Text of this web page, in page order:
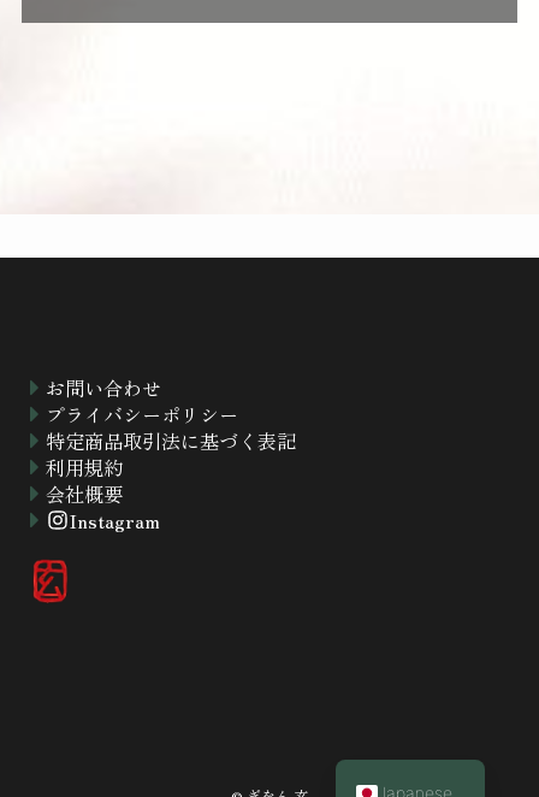
お問い合わせ
プライバシーポリシー
特定商品取引法に基づく表記
利用規約
会社概要
Instagram
Japanese